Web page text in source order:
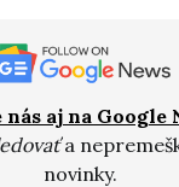
nás aj na Google
a
novinky.